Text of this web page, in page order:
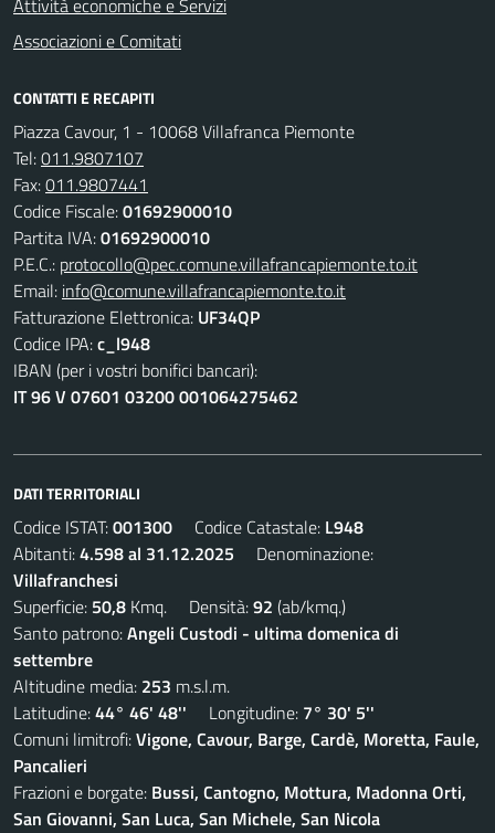
Attività economiche e Servizi
Associazioni e Comitati
CONTATTI E RECAPITI
Piazza Cavour, 1 - 10068 Villafranca Piemonte
Tel:011.9807107
Fax:011.9807441
Codice Fiscale:01692900010
Partita IVA:01692900010
P.E.C.: protocollo@pec.comune.villafrancapiemonte.to.it
Email: info@comune.villafrancapiemonte.to.it
Fatturazione Elettronica: UF34QP
Codice IPA:c_l948
IBAN (per i vostri bonifici bancari):
IT 96 V 07601 03200 001064275462
DATI TERRITORIALI
Codice ISTAT:001300 Codice Catastale: L948
Abitanti:4.598 al 31.12.2025 Denominazione:
Villafranchesi
Superficie: 50,8 Kmq. Densità:92 (ab/kmq.)
Santo patrono:Angeli Custodi - ultima domenica di
settembre
Altitudine media: 253 m.s.l.m.
Latitudine:44° 46' 48'' Longitudine: 7° 30' 5''
Comuni limitrofi:Vigone, Cavour, Barge, Cardè, Moretta, Faule,
Pancalieri
Frazioni e borgate: Bussi, Cantogno, Mottura, Madonna Orti,
San Giovanni, San Luca, San Michele, San Nicola